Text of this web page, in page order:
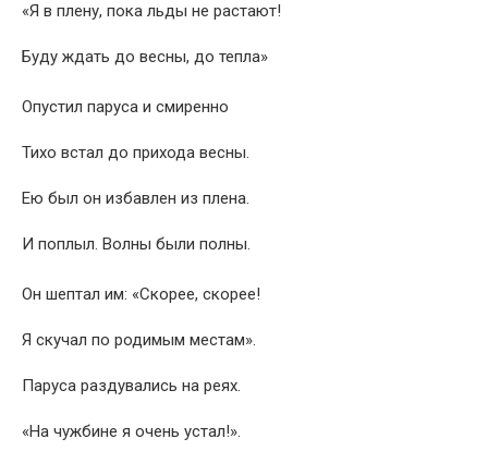
«Я в плену, пока льды не растают!
Буду ждать до весны, до тепла»
Опустил паруса и смиренно
Тихо встал до прихода весны.
Ею был он избавлен из плена.
И поплыл. Волны были полны.
Он шептал им: «Скорее, скорее!
Я скучал по родимым местам».
Паруса раздувались на реях.
«На чужбине я очень устал!».